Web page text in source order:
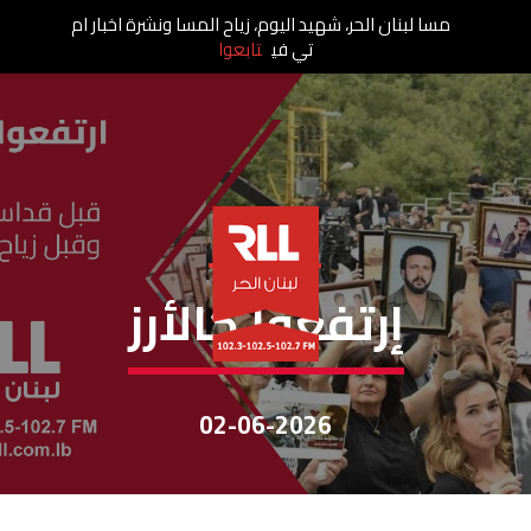
إرتفعوا كالأرز
إرتفعوا كالأرز
02-06-2026
مسا لبنان الحر، شهيد اليوم، زياح المسا ونشرة اخبار ام
تي في تابعوا